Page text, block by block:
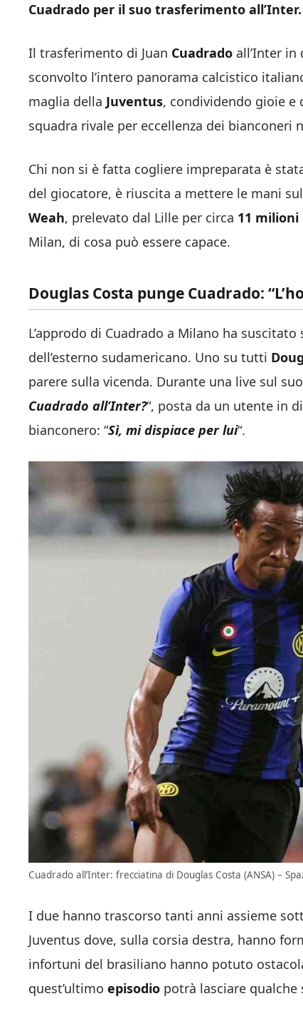
Cuadrado per il suo trasferimento all’Inter.
Il trasferimento di Juan Cuadrado all’Inter
sconvolto l’intero panorama calcistico
maglia della Juventus, condividendo gioie e
squadra rivale per eccellenza dei bianconeri
Chi non si è fatta cogliere impreparata è
del giocatore, è riuscita a mettere le mani
Weah, prelevato dal Lille per circa 11 milioni
Milan, di cosa può essere capace.
Douglas Costa punge Cuadrado:
L’approdo di Cuadrado a Milano ha
dell’esterno sudamericano. Uno su tutti
parere sulla vicenda. Durante una live sul
Cuadrado all’Inter?“, posta da un utente in
bianconero: “Sì, mi dispiace per lui“.
Cuadrado all’Inter: frecciatina di Douglas Costa (ANSA) –
I due hanno trascorso tanti anni assieme
Juventus dove, sulla corsia destra, hanno
infortuni del brasiliano hanno potuto
quest’ultimo episodio potrà lasciare